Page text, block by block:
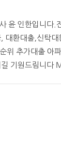
윤 인한입니다.
대환대출,신탁
위 추가대출 아
길 기원드림니